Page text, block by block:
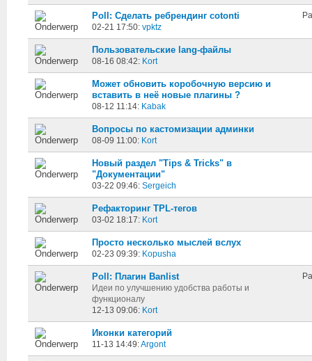
Poll: Сделать ребрендинг cotonti
02-21 17:50: vpktz
Пользовательские lang-файлы
08-16 08:42: Kort
Может обновить коробочную версию и
вставить в неё новые плагины ?
08-12 11:14: Kabak
Вопросы по кастомизации админки
08-09 11:00: Kort
Новый раздел "Tips & Tricks" в
"Документации"
03-22 09:46: Sergeich
Рефакторинг TPL-тегов
03-02 18:17: Kort
Просто несколько мыслей вслух
02-23 09:39: Kopusha
Poll: Плагин Banlist
Идеи по улучшению удобства работы и
функционалу
12-13 09:06: Kort
Иконки категорий
11-13 14:49:Argont